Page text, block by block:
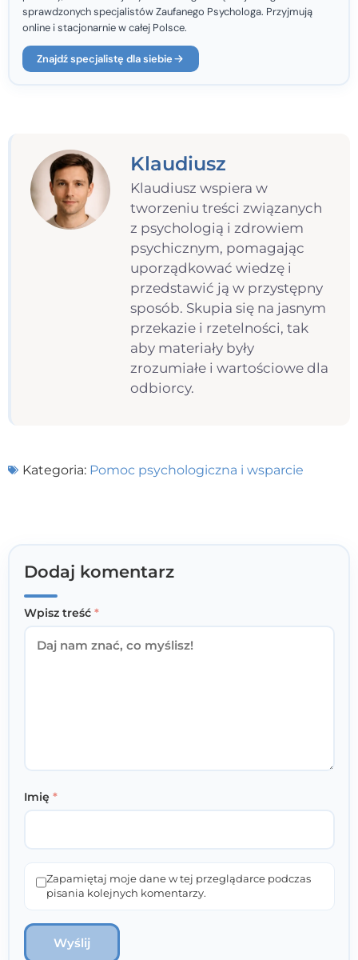
sprawdzonych specjalistów Zaufanego Psychologa. Przyjmują
online i stacjonarnie w całej Polsce.
Znajdź specjalistę dla siebie
Klaudiusz
Klaudiusz wspiera w
tworzeniu treści związanych
z psychologią i zdrowiem
psychicznym, pomagając
uporządkować wiedzę i
przedstawić ją w przystępny
sposób. Skupia się na jasnym
przekazie i rzetelności, tak
aby materiały były
zrozumiałe i wartościowe dla
odbiorcy.
Kategoria: Pomoc psychologiczna i wsparcie
Dodaj komentarz
Wpisz treść *
Imię *
Zapamiętaj moje dane w tej przeglądarce podczas
pisania kolejnych komentarzy.